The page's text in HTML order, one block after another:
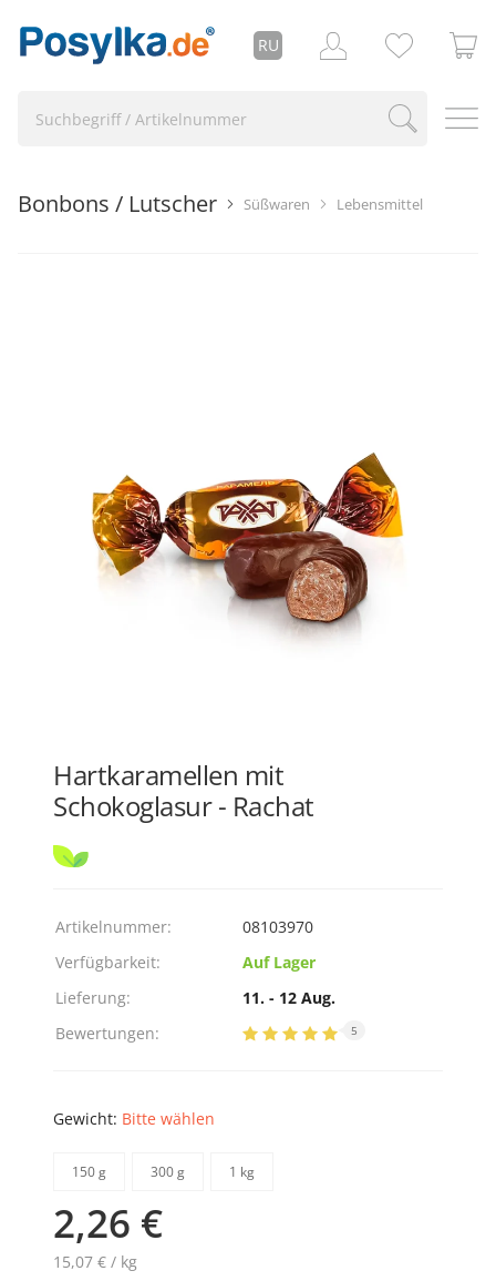
RU
Lebensmittel
Süßwaren
Bonbons / Lutscher
Hartkaramellen mit
Schokoglasur - Rachat
Artikelnummer:
08103970
Verfügbarkeit:
Auf Lager
Lieferung:
11. - 12 Aug.
Bewertungen:
5
Gewicht: Bitte wählen
150 g 300 g 1 kg
2,26 €
15,07 € / kg